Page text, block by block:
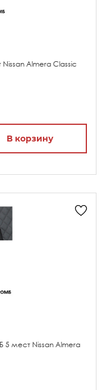
Almera Classic
В корзину
5 мест Nissan Almera